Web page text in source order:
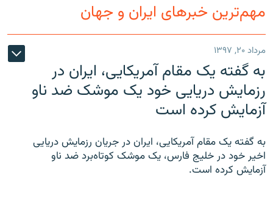
مهم‌ترین خبرهای ایران و جهان
مرداد ۲۰, ۱۳۹۷
به گفته یک مقام آمریکایی، ایران در
رزمایش دریایی خود یک موشک ضد ناو
آزمایش کرده است
به گفته یک مقام آمریکایی، ایران در جریان رزمایش دریایی
اخیر خود در خلیج فارس، یک موشک کوتاه‌برد ضد ناو
آزمایش کرده است.